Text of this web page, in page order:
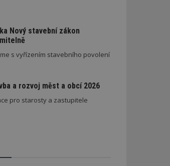
Nový stavební zákon
s vyřízením stavebního povolení
a rozvoj měst a obcí 2026
pro starosty a zastupitele